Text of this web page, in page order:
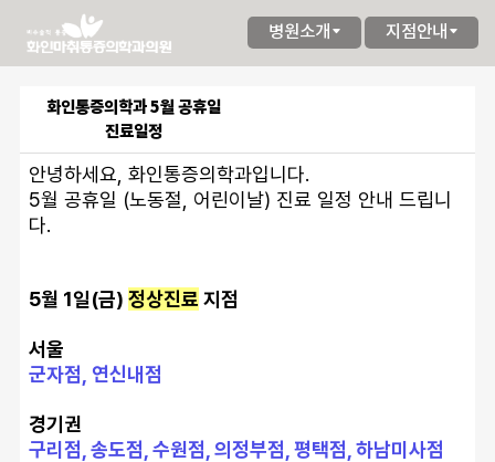
병원소개 지점안내
화인통증의학과 5월 공휴일
진료일정
안녕하세요, 화인통증의학과입니다.
5월 공휴일 (노동절, 어린이날) 진료 일정 안내 드립니
다.
5월 1일(금) 정상진료 지점
서울
군자점, 연신내점
경기권
구리점, 송도점, 수원점, 의정부점, 평택점, 하남미사점